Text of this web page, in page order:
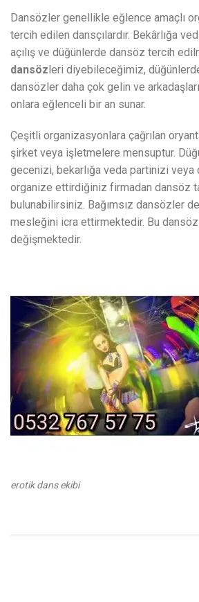
Dansözler genellikle eğlence amaçlı
tercih edilen dansçılardır. Bekârlığa
açılış ve düğünlerde dansöz tercih
dansözleri diyebileceğimiz,
dansözler daha çok gelin ve
onlara eğlenceli bir an sunar.
Çeşitli organizasyonlara çağrılan
şirket veya işletmelere mensuptur.
gecenizi, bekarlığa veda partinizi veya
organize ettirdiğiniz firmadan dansöz
bulunabilirsiniz. Bağımsız dansözler
mesleğini icra ettirmektedir. Bu
değişmektedir.
erotik dans ekibi